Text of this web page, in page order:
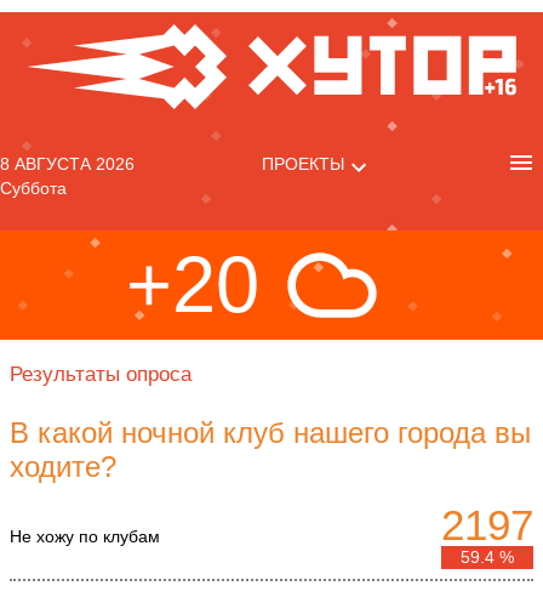
8 АВГУСТА 2026
Суббота
ПРОЕКТЫ
+20
Результаты опроса
В какой ночной клуб нашего города вы
ходите?
Не хожу по клубам 2197
59.4 %